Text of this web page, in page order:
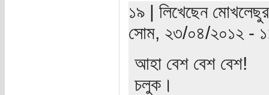
১৯ | লিখেছেন
সোম, ২৩/০৪/২০১২ -
আহা বেশ বেশ বেশ!
চলুক।